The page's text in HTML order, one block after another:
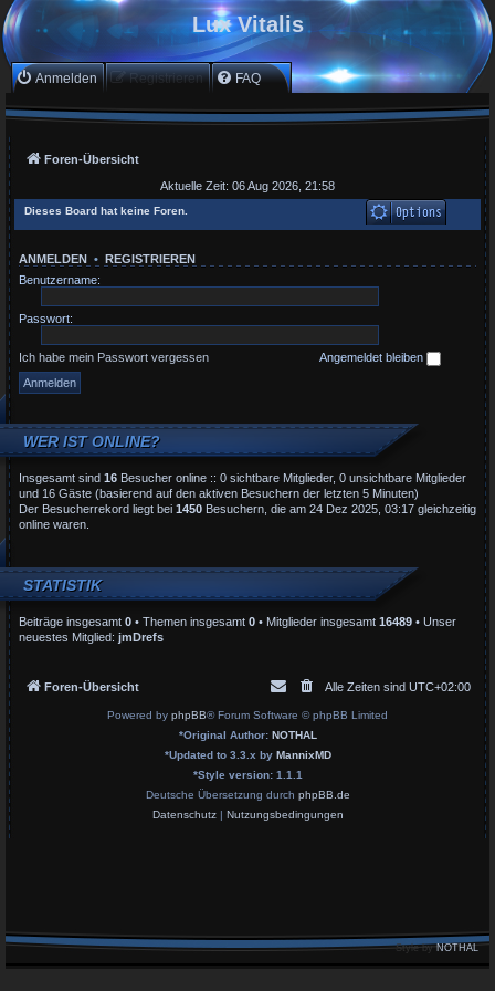
Lux Vitalis
Anmelden Registrieren FAQ
Foren-Übersicht
Aktuelle Zeit: 06 Aug 2026, 21:58
Dieses Board hat keine Foren.
ANMELDEN • REGISTRIEREN
Benutzername:
Passwort:
Ich habe mein Passwort vergessen Angemeldet bleiben
WER IST ONLINE?
Insgesamt sind 16 Besucher online :: 0 sichtbare Mitglieder, 0 unsichtbare Mitglieder
und 16 Gäste (basierend auf den aktiven Besuchern der letzten 5 Minuten)
Der Besucherrekord liegt bei 1450 Besuchern, die am 24 Dez 2025, 03:17 gleichzeitig
online waren.
STATISTIK
Beiträge insgesamt 0 • Themen insgesamt 0 • Mitglieder insgesamt 16489 • Unser
neuestes Mitglied: jmDrefs
Foren-Übersicht Alle Zeiten sind UTC+02:00
Powered by phpBB® Forum Software © phpBB Limited
*Original Author: NOTHAL
*Updated to 3.3.x by MannixMD
*Style version: 1.1.1
Deutsche Übersetzung durch phpBB.de
Datenschutz| Nutzungsbedingungen
Style byNOTHAL